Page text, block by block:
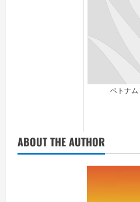
ベトナム
ABOUT THE AUTHOR